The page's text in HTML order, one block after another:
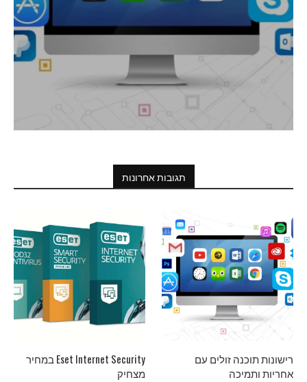
תגובות אחרונות
רישונות תוכנה זולים עם
אחריות ותמיכה
Eset Internet Security במחיר
מצחיק